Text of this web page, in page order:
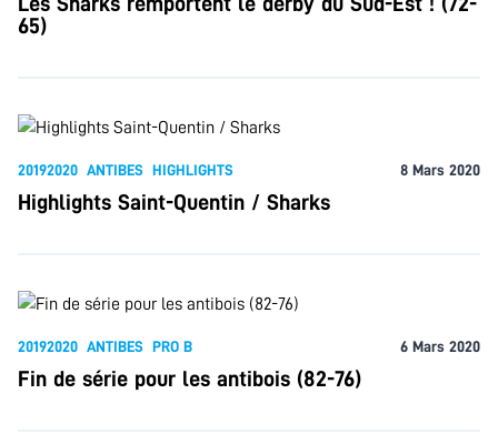
65)
20192020 ANTIBES HIGHLIGHTS 8 Mars 2020
Highlights Saint-Quentin / Sharks
20192020 ANTIBES PRO B 6 Mars 2020
Fin de série pour les antibois (82-76)